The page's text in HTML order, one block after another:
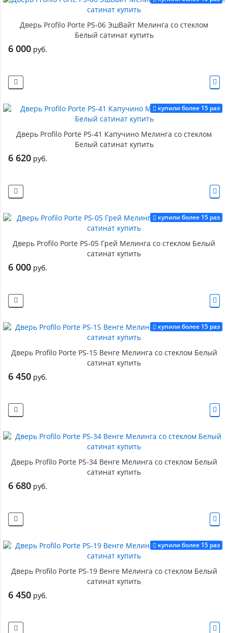
Дверь Profilo Porte PS-06 ЭшВайт Мелинга со стеклом
Белый сатинат купить
6 000 руб.
купили более 15 раз
Дверь Profilo Porte PS-41 Капучино Мелинга со стеклом
Белый сатинат купить
6 620 руб.
купили более 15 раз
Дверь Profilo Porte PS-05 Грей Мелинга со стеклом Белый
сатинат купить
6 000 руб.
купили более 15 раз
Дверь Profilo Porte PS-15 Венге Мелинга со стеклом Белый
сатинат купить
6 450 руб.
Дверь Profilo Porte PS-34 Венге Мелинга со стеклом Белый
сатинат купить
6 680 руб.
купили более 15 раз
Дверь Profilo Porte PS-19 Венге Мелинга со стеклом Белый
сатинат купить
6 450 руб.